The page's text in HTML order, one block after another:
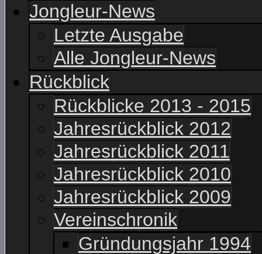
Jongleur-News
Letzte Ausgabe
Alle Jongleur-News
Rückblick
Rückblicke 2013 - 2015
Jahresrückblick 2012
Jahresrückblick 2011
Jahresrückblick 2010
Jahresrückblick 2009
Vereinschronik
Gründungsjahr 1994